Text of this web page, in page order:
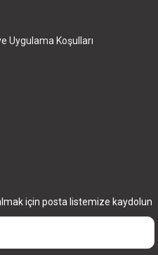
Uygulama Koşulları
için posta listemize kaydolun